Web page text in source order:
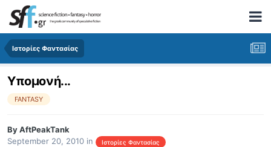
Ιστορίες Φαντασίας
Υπομονή...
FANTASY
ByAftPeakTank
September 20, 2010 in Ιστορίες Φαντασίας